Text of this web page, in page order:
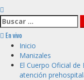
Buscar:
En vivo
Inicio
Manizales
El Cuerpo Oficial
atención